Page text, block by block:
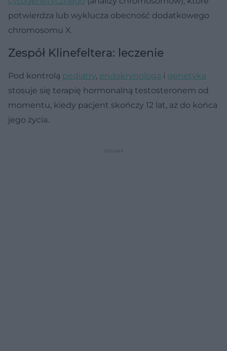
potwierdza lub wyklucza obecność dodatkowego
chromosomu X.
Zespół Klinefeltera: leczenie
Pod kontrolą pediatry, endokrynologa i genetyka
stosuje się terapię hormonalną testosteronem od
momentu, kiedy pacjent skończy 12 lat, aż do końca
jego życia.